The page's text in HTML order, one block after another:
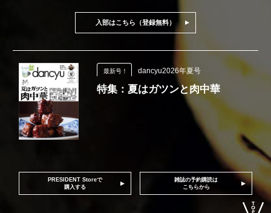
入部はこちら（登録無料）
最新号！ dancyu2026年夏号
特集：夏はガツンと肉中華
PRESIDENT Storeで
購入する
雑誌の予約購読は
こちらから